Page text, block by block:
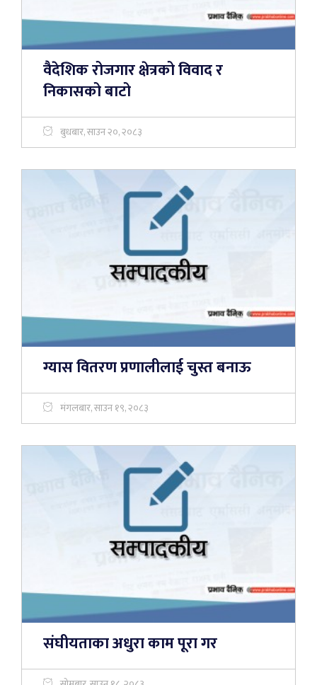
वैदेशिक रोजगार क्षेत्रको विवाद र
निकासको बाटो
बुधबार, साउन २०, २०८३
ग्यास वितरण प्रणालीलाई चुस्त बनाऊ
मंगलबार, साउन १९, २०८३
संघीयताका अधुरा काम पूरा गर